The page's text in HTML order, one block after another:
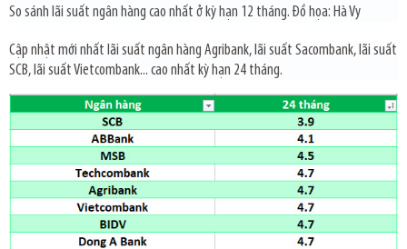
So sánh lãi suất ngân hàng cao nhất ở kỳ hạn 12 tháng. Đồ họa: Hà Vy
Cập nhật mới nhất lãi suất ngân hàng Agribank, lãi suất Sacombank, lãi suất
SCB, lãi suất Vietcombank... cao nhất kỳ hạn 24 tháng.